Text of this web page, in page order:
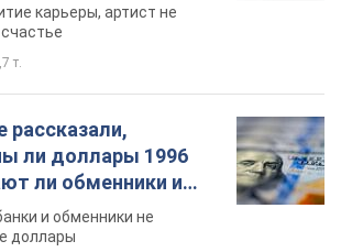
карьеры, артист не
т.
рассказали,
ли доллары 1996
ли обменники и
и обменники не
доллары